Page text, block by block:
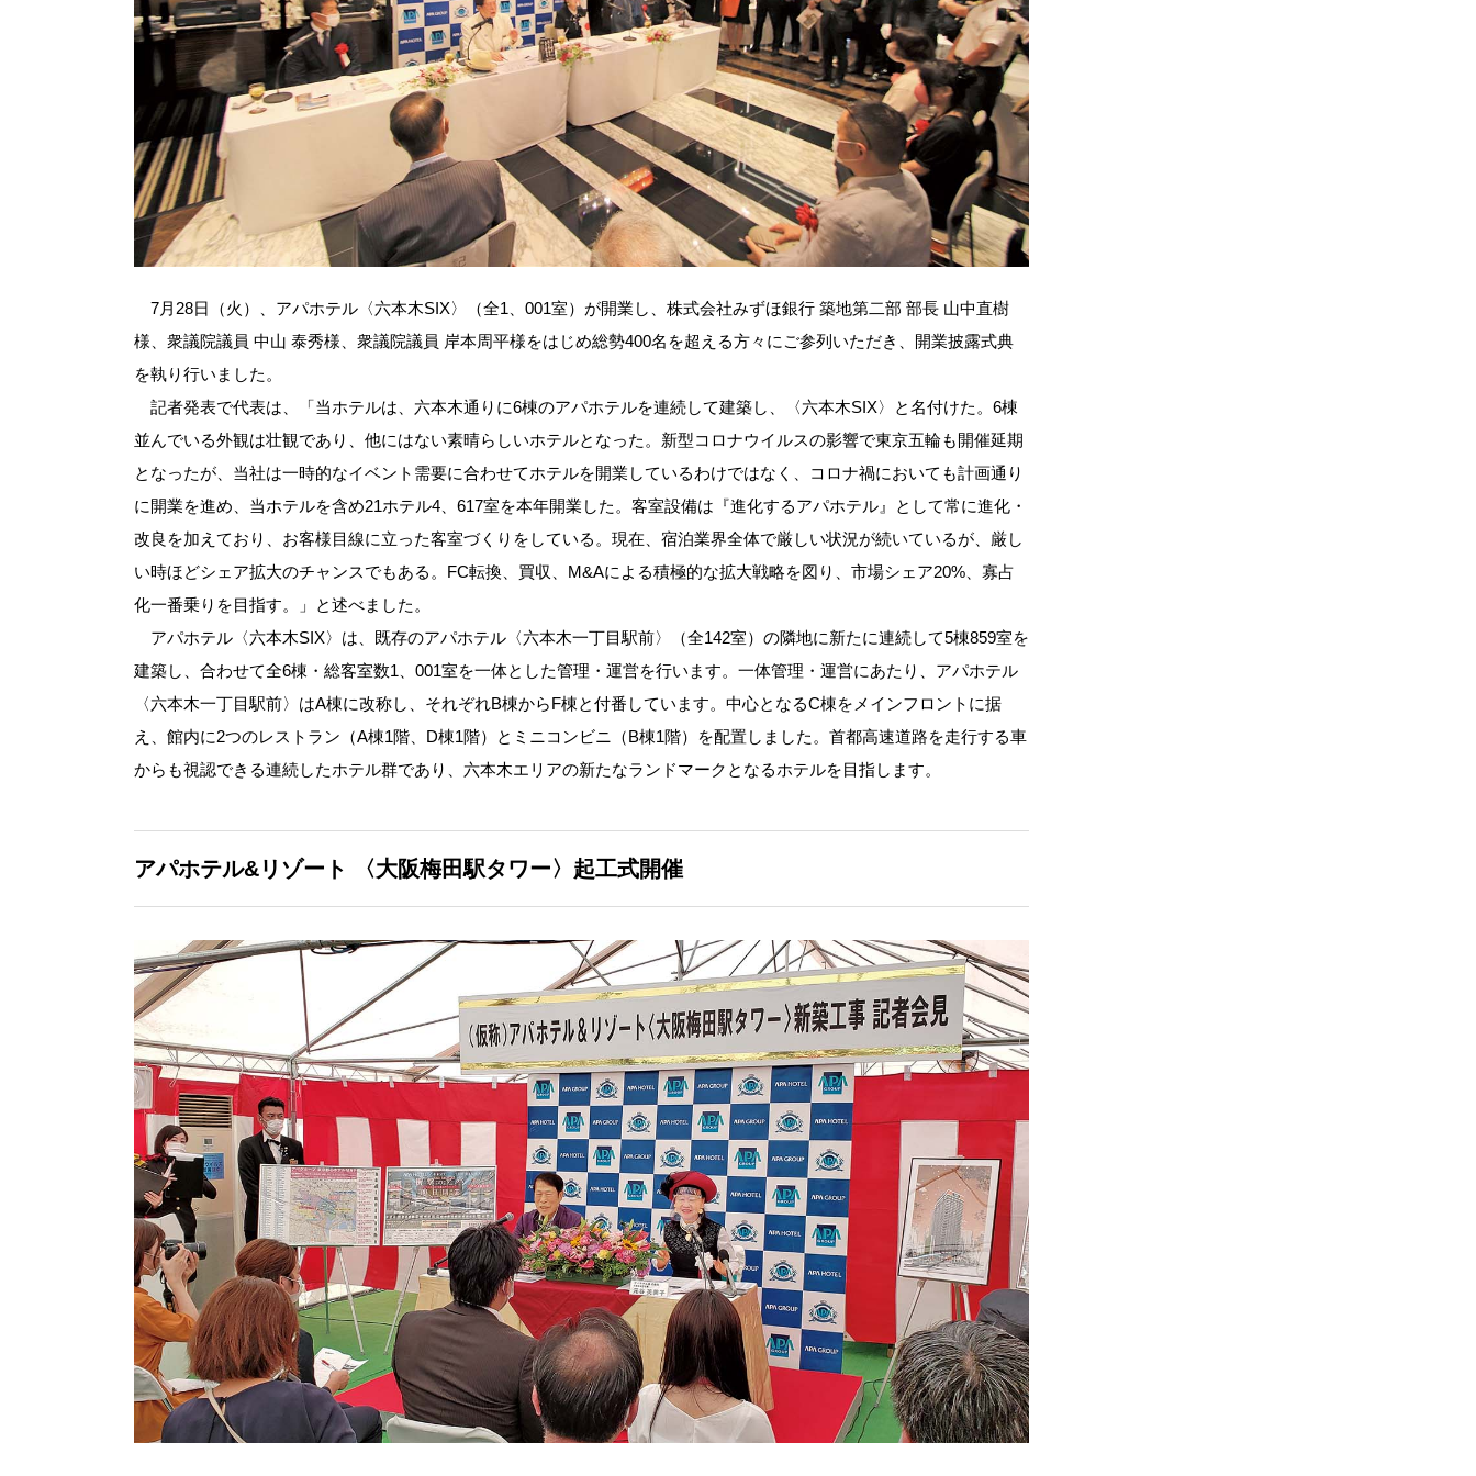
7月28日（火）、アパホテル〈六本木SIX〉（全1、001室）が開業し、株式会社みずほ銀行 築地第二部 部長 山中直樹
様、衆議院議員 中山 泰秀様、衆議院議員 岸本周平様をはじめ総勢400名を超える方々にご参列いただき、開業披露式典
を執り行いました。
記者発表で代表は、「当ホテルは、六本木通りに6棟のアパホテルを連続して建築し、〈六本木SIX〉と名付けた。6棟
並んでいる外観は壮観であり、他にはない素晴らしいホテルとなった。新型コロナウイルスの影響で東京五輪も開催延期
となったが、当社は一時的なイベント需要に合わせてホテルを開業しているわけではなく、コロナ禍においても計画通り
に開業を進め、当ホテルを含め21ホテル4、617室を本年開業した。客室設備は『進化するアパホテル』として常に進化・
改良を加えており、お客様目線に立った客室づくりをしている。現在、宿泊業界全体で厳しい状況が続いているが、厳し
い時ほどシェア拡大のチャンスでもある。FC転換、買収、M&Aによる積極的な拡大戦略を図り、市場シェア20%、寡占
化一番乗りを目指す。」と述べました。
アパホテル〈六本木SIX〉は、既存のアパホテル〈六本木一丁目駅前〉（全142室）の隣地に新たに連続して5棟859室を
建築し、合わせて全6棟・総客室数1、001室を一体とした管理・運営を行います。一体管理・運営にあたり、アパホテル
〈六本木一丁目駅前〉はA棟に改称し、それぞれB棟からF棟と付番しています。中心となるC棟をメインフロントに据
え、館内に2つのレストラン（A棟1階、D棟1階）とミニコンビニ（B棟1階）を配置しました。首都高速道路を走行する車
からも視認できる連続したホテル群であり、六本木エリアの新たなランドマークとなるホテルを目指します。
アパホテル&リゾート 〈大阪梅田駅タワー〉起工式開催